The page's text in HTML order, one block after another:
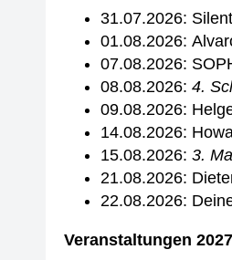
31.07.2026:
01.08.2026:
07.08.2026:
08.08.2026: 4.
09.08.2026:
14.08.2026:
15.08.2026: 3.
21.08.2026:
22.08.2026:
Veranstaltungen